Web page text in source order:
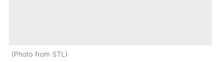
Photo from STL